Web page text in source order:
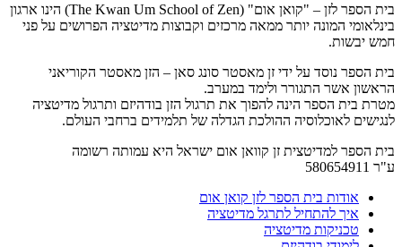
בית הספר לזן – "קואן אום" (The Kwan Um School of Zen) הינו ארגון
בינלאומי המונה יותר ממאה מרכזים וקבוצות מדיטציה הפרושים על פני
חמש יבשות.
בית הספר נוסד על ידי זן מאסטר סונג סאן – הזן מאסטר הקוריאני
הראשון אשר התגורר ולימד במערב.
מטרת בית הספר הינה להפוך את תרגול הזן בודהיזם ותרגול מדיטציה
לנגישים לאוכלוסיה ההולכת הגדלה של תלמידים ברחבי העולם.
בית הספר למדיטצית זן קוואן אום ישראל היא עמותה רשומה
ע"ר 580654911
אודות בית הספר לזן קואן אום
איך להתחיל לתרגל מדיטציה
טכניקות מדיטציה